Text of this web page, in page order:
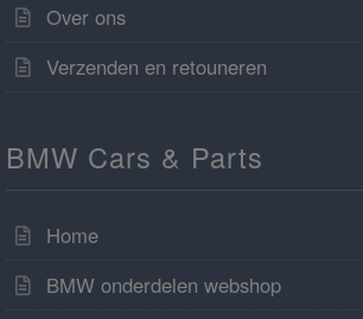
Over ons
Verzenden en retouneren
BMW Cars & Parts
Home
BMW onderdelen webshop